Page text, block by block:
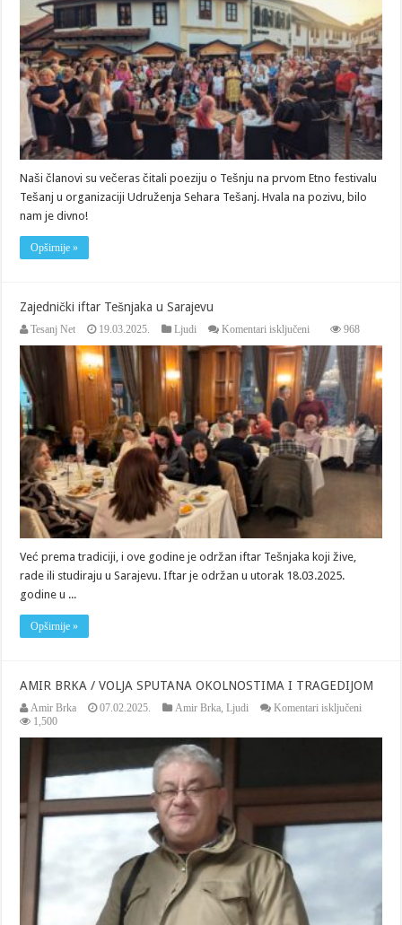
Naši članovi su večeras čitali poeziju o Tešnju na prvom Etno festivalu
Tešanj u organizaciji Udruženja Sehara Tešanj. Hvala na pozivu, bilo
nam je divno!
Opširnije »
Zajednički iftar Tešnjaka u Sarajevu
Tesanj Net 19.03.2025. Ljudi Komentari isključeni
iftar
Tešnjaka
Sarajevu
968
Već prema tradiciji, i ove godine je održan iftar Tešnjaka koji žive,
rade ili studiraju u Sarajevu. Iftar je održan u utorak 18.03.2025.
godine u ...
Opširnije »
AMIR BRKA / VOLJA SPUTANA OKOLNOSTIMA I TRAGEDIJOM
Amir Brka 07.02.2025. Amir Brka ,Ljudi Komentari isključeni
I
1,500